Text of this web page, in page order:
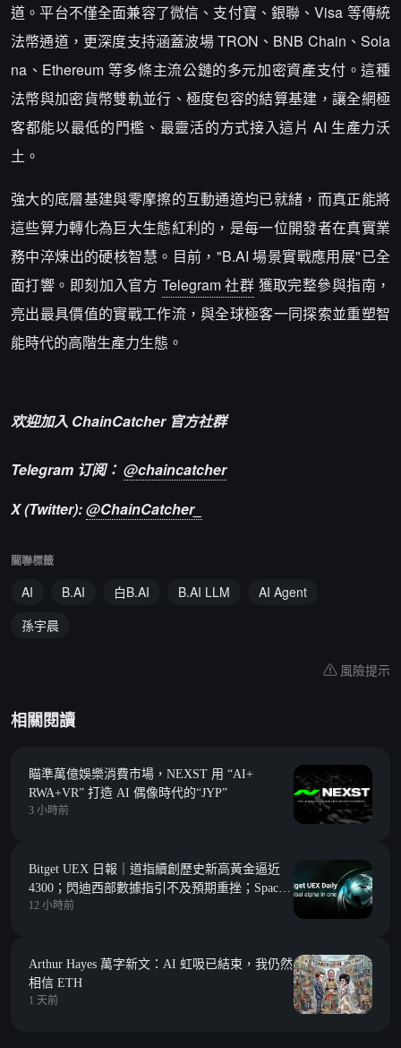
道。平台不僅全面兼容了微信、支付寶、銀聯、Visa 等傳統
法幣通道，更深度支持涵蓋波場 TRON、BNB Chain、Sola
na、Ethereum 等多條主流公鏈的多元加密資產支付。這種
法幣與加密貨幣雙軌並行、極度包容的結算基建，讓全網極
客都能以最低的門檻、最靈活的方式接入這片 AI 生產力沃
土。
強大的底層基建與零摩擦的互動通道均已就緒，而真正能將
這些算力轉化為巨大生態紅利的，是每一位開發者在真實業
務中淬煉出的硬核智慧。目前，"B.AI 場景實戰應用展"已全
面打響。即刻加入官方 Telegram 社群 獲取完整參與指南，
亮出最具價值的實戰工作流，與全球極客一同探索並重塑智
能時代的高階生產力生態。
欢迎加入 ChainCatcher 官方社群
Telegram 订阅： @chaincatcher
X (Twitter):@ChainCatcher_
關聯標籤
AI B.AI 白B.AI B.AI LLM
AI Agent
孫宇晨
風險提示
相關閱讀
瞄準萬億娛樂消費市場，NEXST 用 “AI+
RWA+VR” 打造 AI 偶像時代的“JYP”
3 小時前
Bitget UEX 日報｜道指續創歷史新高黃金逼近
4300；閃迪西部數據指引不及預期重挫；SpaceX
迎首次大解禁 (2026年08月06日)
12 小時前
Arthur Hayes 萬字新文：AI 虹吸已結束，我仍然
相信 ETH
1 天前